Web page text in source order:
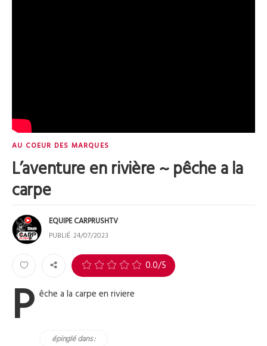
AU COEUR DES MARQUES
L’aventure en rivière ~ pêche a la
carpe
EQUIPE CARPRUSHTV
PUBLIÉ 24/07/2023
0.0/5
P êche a la carpe en riviere
épinglé dans :